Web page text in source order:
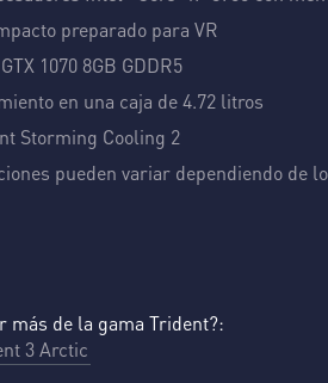
preparado para VR
GTX 1070 8GB GDDR5
en una caja de 4.72 litros
Storming Cooling 2
pueden variar dependiendo de
más de la gama Trident?:
3 Arctic